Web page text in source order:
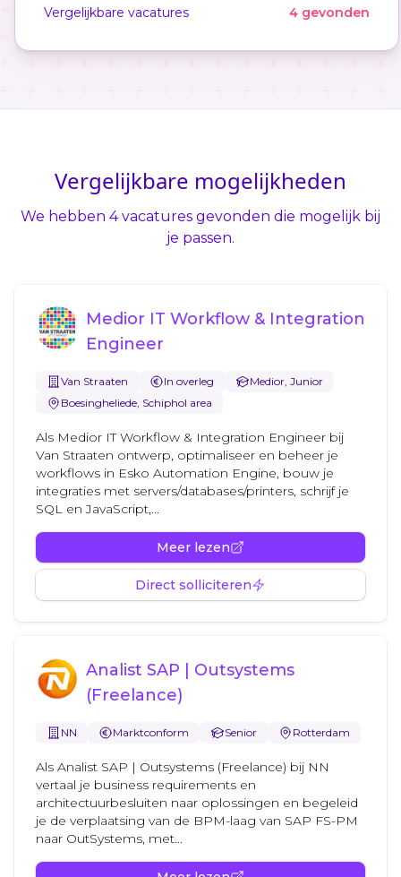
Vergelijkbare vacatures 4 gevonden
Vergelijkbare mogelijkheden
We hebben 4 vacatures gevonden die mogelijk bij
je passen.
Medior IT Workflow & Integration
Engineer
Van Straaten In overleg
Medior, Junior
Boesingheliede, Schiphol area
Als Medior IT Workflow & Integration Engineer bij
Van Straaten ontwerp, optimaliseer en beheer je
workflows in Esko Automation Engine, bouw je
integraties met servers/databases/printers, schrijf je
SQL en JavaScript,...
Meer lezen
Direct solliciteren
Analist SAP | Outsystems
(Freelance)
NN Marktconform Senior Rotterdam
Als Analist SAP | Outsystems (Freelance) bij NN
vertaal je business requirements en
architectuurbesluiten naar oplossingen en begeleid
je de verplaatsing van de BPM-laag van SAP FS-PM
naar OutSystems, met...